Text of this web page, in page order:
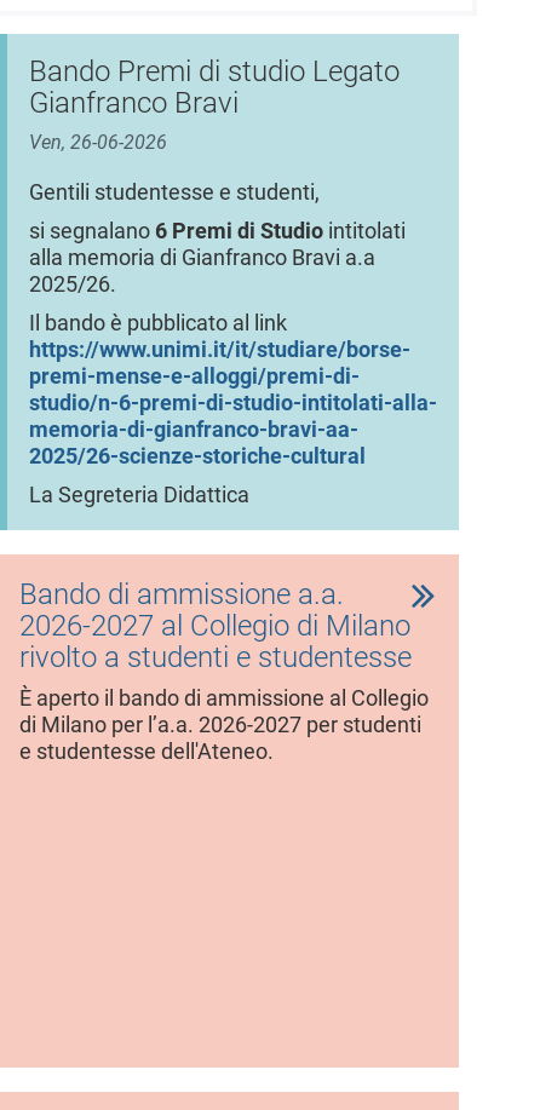
Bando Premi di studio Legato
Gianfranco Bravi
Ven, 26-06-2026
Gentili studentesse e studenti,
si segnalano 6 Premi di Studiointitolati
alla memoria di Gianfranco Bravi a.a
2025/26.
Il bando è pubblicato al link
https://www.unimi.it/it/studiare/borse-
premi-mense-e-alloggi/premi-di-
studio/n-6-premi-di-studio-intitolati-alla-
memoria-di-gianfranco-bravi-aa-
2025/26-scienze-storiche-cultural
La Segreteria Didattica
Bando di ammissione a.a.
2026-2027 al Collegio di Milano
rivolto a studenti e studentesse
È aperto il bando di ammissione al Collegio
di Milano per l’a.a. 2026-2027 per studenti
e studentesse dell'Ateneo.